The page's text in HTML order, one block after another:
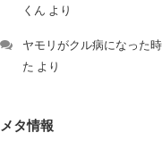
くん より
ヤモリがクル病になった
た より
メタ情報